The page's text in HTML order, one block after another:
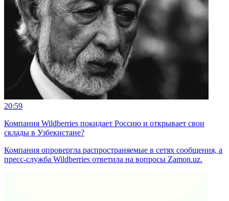
20:59
Компания Wildberries покидает Россию и открывает свои
склады в Узбекистане?
Компания опровергла распространяемые в сетях сообщения, а
пресс-служба Wildberries ответила на вопросы Zamon.uz.